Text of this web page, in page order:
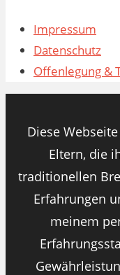
Impressum
Datenschutz
Offenlegung &
Diese
Eltern, die
traditionellen
Erfahrungen
meinem